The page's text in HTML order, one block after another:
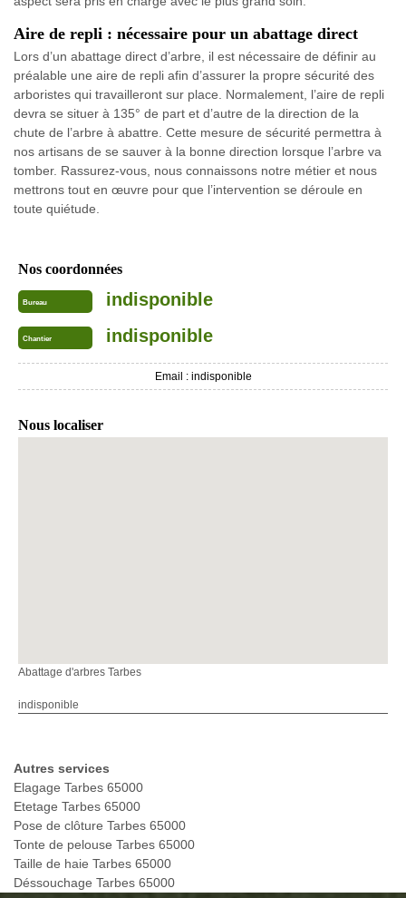
Aire de repli : nécessaire pour un abattage direct
Lors d’un abattage direct d’arbre, il est nécessaire de définir au
préalable une aire de repli afin d’assurer la propre sécurité des
arboristes qui travailleront sur place. Normalement, l’aire de repli
devra se situer à 135° de part et d’autre de la direction de la
chute de l’arbre à abattre. Cette mesure de sécurité permettra à
nos artisans de se sauver à la bonne direction lorsque l’arbre va
tomber. Rassurez-vous, nous connaissons notre métier et nous
mettrons tout en œuvre pour que l’intervention se déroule en
toute quiétude.
Nos coordonnées
Bureau indisponible
Chantier indisponible
Email : indisponible
Nous localiser
Abattage d'arbres Tarbes
indisponible
Autres services
Elagage Tarbes 65000
Etetage Tarbes 65000
Pose de clôture Tarbes 65000
Tonte de pelouse Tarbes 65000
Taille de haie Tarbes 65000
Déssouchage Tarbes 65000